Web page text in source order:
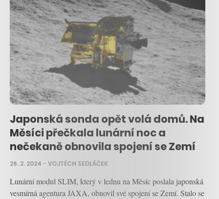
Japonská sonda opět volá domů. Na
Měsíci přečkala lunární noc a
nečekaně obnovila spojení se Zemí
26. 2. 2024 –VOJTĚCH SEDLÁČEK
Lunární modul SLIM, který v lednu na Měsíc poslala japonská
vesmírná agentura JAXA, obnovil své spojení se Zemí. Stalo se